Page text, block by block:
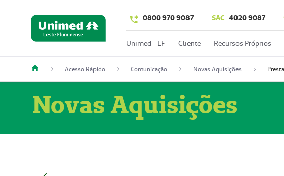
0800 970 9087 SAC 4020 9087
Unimed - LF Cliente Recursos Próprios
Acesso Rápido Comunicação Novas Aquisições
Novas Aquisições